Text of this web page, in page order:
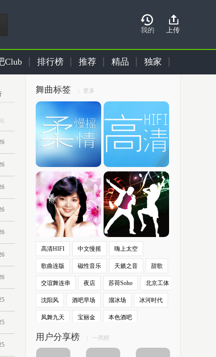
我的 上传
Club 排行榜 推荐 精品 独家
舞曲标签 更多
高清HIFI 中文慢摇 嗨上太空
歌曲连版 磁性音乐 天籁之音 甜歌
交谊舞连串 夜店 苏荷Soho 北京工体
沈阳风 酒吧早场 溜冰场 冰河时代
凤舞九天 宝丽金 本色酒吧
用户分享榜 一周榜